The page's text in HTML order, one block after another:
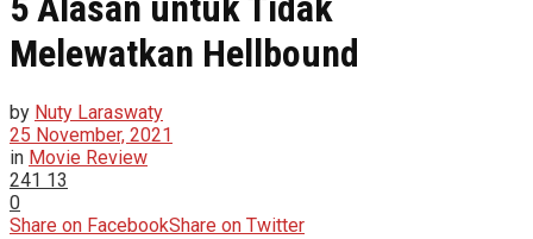
Melewatkan Hellbound
by Nuty Laraswaty
25 November, 2021
in Movie Review
241 13
0
Share on FacebookShare on Twitter